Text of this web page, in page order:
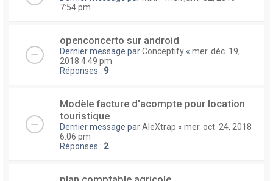
7:54 pm
openconcerto sur android
Dernier message parConceptify « mer. déc. 19,
2018 4:49 pm
Réponses : 9
Modèle facture d'acompte pour location
touristique
Dernier message parAleXtrap « mer. oct. 24, 2018
6:06 pm
Réponses : 2